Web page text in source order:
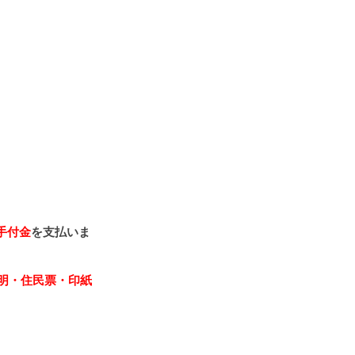
付金を支払いま
・住民票・印紙